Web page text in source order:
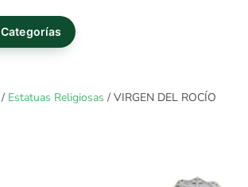
Categorías
/ Estatuas Religiosas / VIRGEN DEL ROCÍO